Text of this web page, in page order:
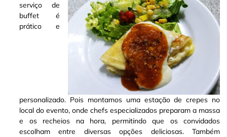
serviço de
buffet é
prático e
personalizado. Pois montamos uma estação de crepes no
local do evento, onde chefs especializados preparam a massa
e os recheios na hora, permitindo que os convidados
escolham entre diversas opções deliciosas. Também